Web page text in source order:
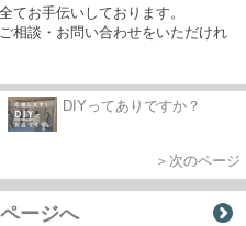
てお手伝いしております。
相談・お問い合わせをいただけれ
DIYってありですか？
＞次のページ
ージへ